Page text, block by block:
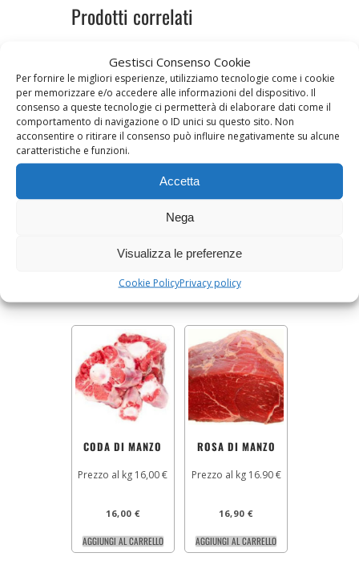
Gestisci Consenso Cookie
Per fornire le migliori esperienze, utilizziamo tecnologie come i cookie
per memorizzare e/o accedere alle informazioni del dispositivo. Il
consenso a queste tecnologie ci permetterà di elaborare dati come il
comportamento di navigazione o ID unici su questo sito. Non
acconsentire o ritirare il consenso può influire negativamente su alcune
caratteristiche e funzioni.
Accetta
Nega
Visualizza le preferenze
Cookie PolicyPrivacy policy
Prodotti correlati
16,90
CODA DI MANZO
Prezzo al kg 16,00 €
16,00 €
AGGIUNGI AL CARRELLO
ROSA DI MANZO
Prezzo al kg 16.90 €
16,90€
AGGIUNGI AL CARRELLO